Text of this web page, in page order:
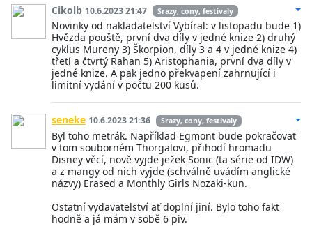
Cikolb 10.6.2023 21:47 Srazy, cony, festivaly
Novinky od nakladatelství Vybíral: v listopadu bude 1)
Hvězda pouště, první dva díly v jedné knize 2) druhý
cyklus Mureny 3) Škorpion, díly 3 a 4 v jedné knize 4)
třetí a čtvrtý Rahan 5) Aristophania, první dva díly v
jedné knize. A pak jedno překvapení zahrnující i
limitní vydání v počtu 200 kusů.
seneke 10.6.2023 21:36 Srazy, cony, festivaly
Byl toho metrák. Například Egmont bude pokračovat
v tom souborném Thorgalovi, přihodí hromadu
Disney věcí, nově vyjde ježek Sonic (ta série od IDW)
a z mangy od nich vyjde (schválně uvádím anglické
názvy) Erased a Monthly Girls Nozaki-kun.
Ostatní vydavatelství ať doplní jiní. Bylo toho fakt
hodně a já mám v sobě 6 piv.